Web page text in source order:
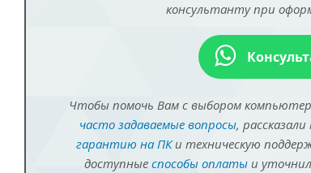
консультанту при
Чтобы помочь Вам с выбором
часто задаваемые вопросы,
гарантию на ПКи техническую
доступные способы оплатыи